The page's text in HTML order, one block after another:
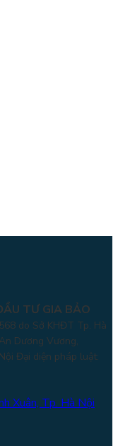
TƯ GIA BẢO
do Sở KHĐT Tp. Hà
Dương Vương,
Đại diện pháp luật:
Xuân, Tp. Hà Nội